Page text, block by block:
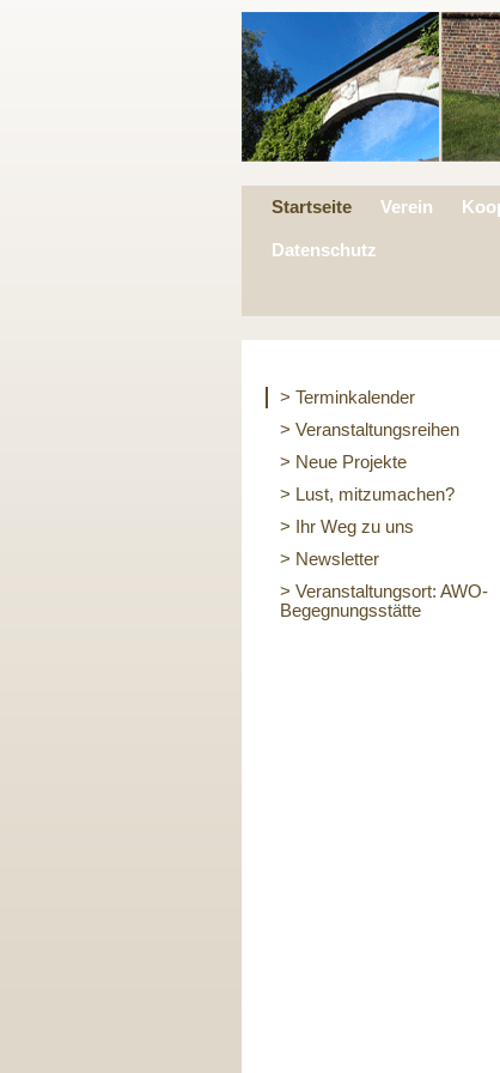
Startseite Verein
Datenschutz
> Terminkalender
> Veranstaltungsreihen
> Neue Projekte
> Lust, mitzumachen?
> Ihr Weg zu uns
> Newsletter
> Veranstaltungsort: AWO-
Begegnungsstätte